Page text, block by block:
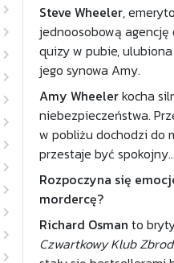
Steve Wheeler,
jednoosobową
quizy w pubie,
jego synowa Amy.
Amy Wheelerkocha
niebezpieczeństwa.
w pobliżu dochodzi do
przestaje być
Rozpoczyna się
mordercę?
Richard Osman to
Czwartkowy Klub